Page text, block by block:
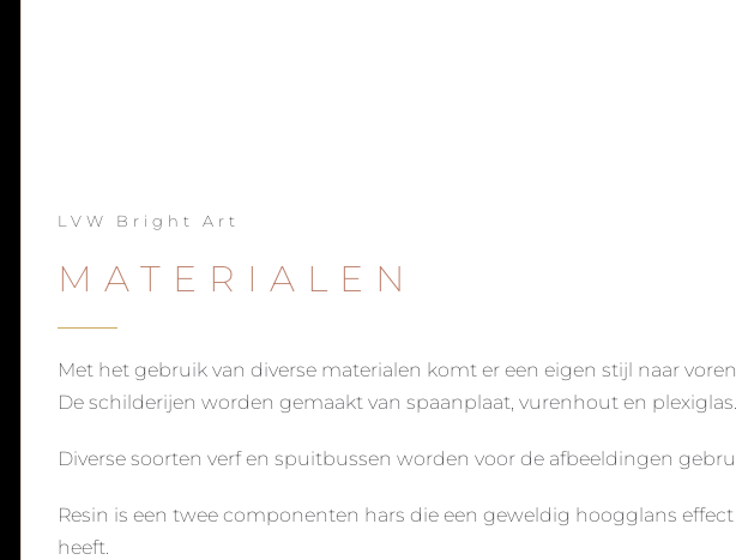
LVW Bright Art
MATERIALEN
Met het gebruik van diverse materialen komt er een eigen stijl naar
De schilderijen worden gemaakt van spaanplaat, vurenhout en plexiglas.
Diverse soorten verf en spuitbussen worden voor de afbeeldingen
Resin is een twee componenten hars die een geweldig hoogglans effect
heeft.